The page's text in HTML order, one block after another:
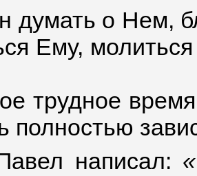
думать о Нем,
Ему,
трудное
полностью
написал: